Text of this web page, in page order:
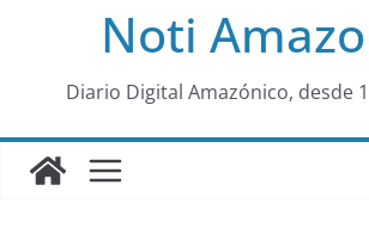
al
Noti
Diario Digital Amazónico, desde